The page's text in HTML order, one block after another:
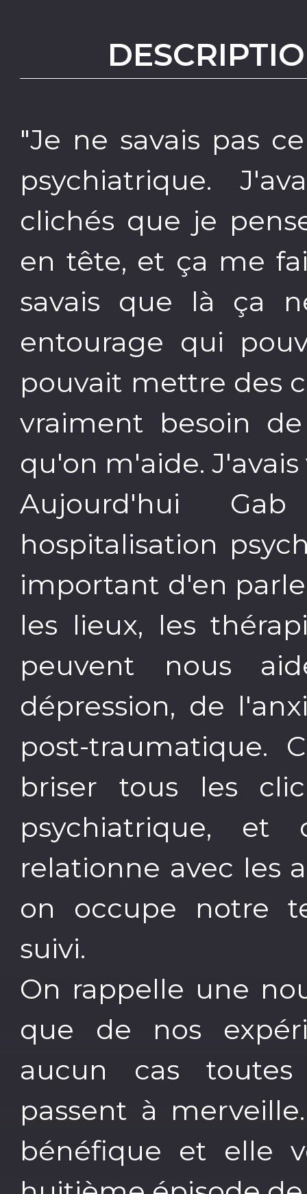
"Je ne savais pas
psychiatrique.
clichés que je
en tête, et ça me
savais que là ça
entourage qui
pouvait mettre des
vraiment besoin
qu'on m'aide.
Aujourd'hui
hospitalisation
important d'en
les lieux, les
peuvent nous
dépression, de
post-traumatique.
briser tous les
psychiatrique,
relationne avec les
on occupe notre
suivi.
On rappelle une
que de nos
aucun cas toutes
passent à
bénéfique et elle